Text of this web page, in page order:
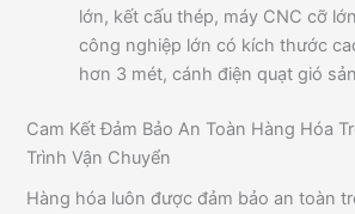
lớn, kết cấu thép, máy CNC cỡ
công nghiệp lớn có kích thước
hơn 3 mét, cánh điện quạt gió
Cam Kết Đảm Bảo An Toàn Hàng Hóa
Trình Vận Chuyển
Hàng hóa luôn được đảm bảo an toàn